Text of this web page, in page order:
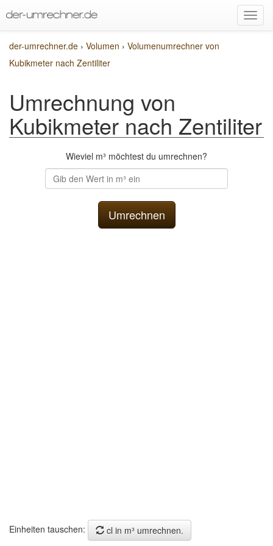
der-umrechner.de › Volumen › Volumenumrechner von
Kubikmeter nach Zentiliter
Umrechnung von
Kubikmeter nach Zentiliter
Wieviel m³ möchtest du umrechnen?
Einheiten tauschen: cl in m³ umrechnen.